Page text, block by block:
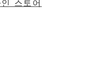
스토어